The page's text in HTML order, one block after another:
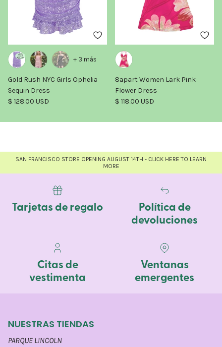
Gold Rush NYC Girls Ophelia
Sequin Dress
Precio normal
$ 128.00 USD
+ 3 más
8apart Women Lark Pink
Flower Dress
Precio normal
$ 118.00 USD
SAN FRANCISCO STORE OPENING AUGUST 14TH - CLICK HERE TO LEARN
MORE
Tarjetas de regalo
Política de
devoluciones
Citas de
vestimenta
Ventanas
emergentes
NUESTRAS TIENDAS
PARQUE LINCOLN